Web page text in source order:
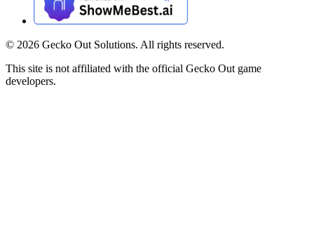
© 2026 Gecko Out Solutions. All rights reserved.
This site is not affiliated with the official Gecko Out game
developers.